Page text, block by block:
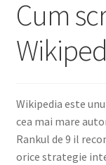
Checkout
Despre mine
Intreaba-ma
My account
Cum
Wikipedia este
cea mai mare
Rankul de 9 il
orice strategie